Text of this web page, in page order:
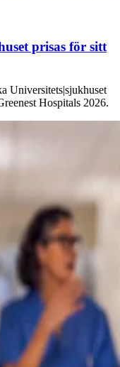
prisas för sitt
Universitets|sjukhuset
Hospitals 2026.